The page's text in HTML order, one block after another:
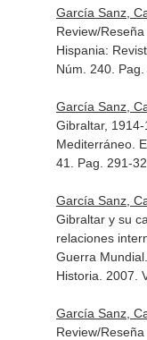
García Sanz,
Review/
Hispania:
Núm. 240.
García Sanz,
Gibraltar,
Mediterráneo.
41. Pag. 291-
García Sanz,
Gibraltar y su
relaciones
Guerra Mundial.
Historia . 2007.
García Sanz,
Review/